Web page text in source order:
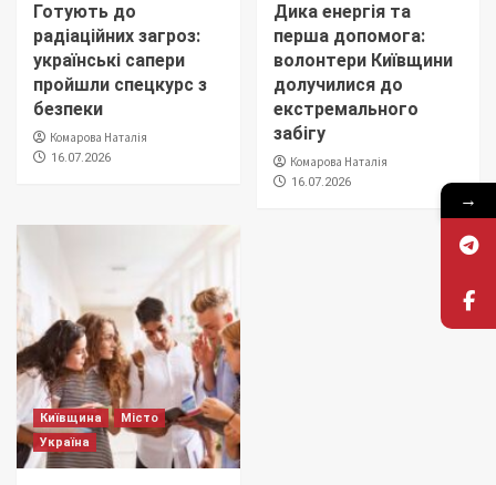
Готують до
радіаційних загроз:
українські сапери
пройшли спецкурс з
безпеки
Комарова Наталія
16.07.2026
Дика енергія та
перша допомога:
волонтери Київщини
долучилися до
екстремального
забігу
Комарова Наталія
16.07.2026
Київщина
Місто
Україна
→